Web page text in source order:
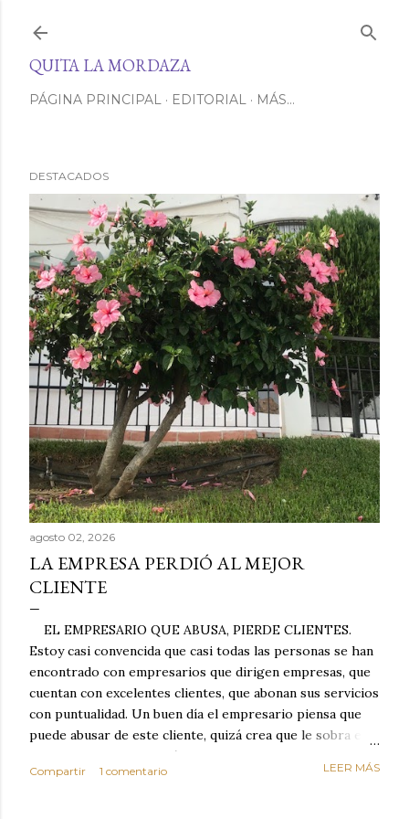
QUITA LA MORDAZA
PÁGINA PRINCIPAL EDITORIAL MÁS…
DESTACADOS
agosto 02, 2026
LA EMPRESA PERDIÓ AL MEJOR
CLIENTE
EL EMPRESARIO QUE ABUSA, PIERDE CLIENTES.
Estoy casi convencida que casi todas las personas se han
encontrado con empresarios que dirigen empresas, que
cuentan con excelentes clientes, que abonan sus servicios
con puntualidad. Un buen día el empresario piensa que
puede abusar de este cliente, quizá crea que le sobra el
dinero porque la mayoría de los otros pagan mal y
tarde y en ocasiones ni abonan los servicios. Cuando una
Compartir 1 comentario LEER MÁS